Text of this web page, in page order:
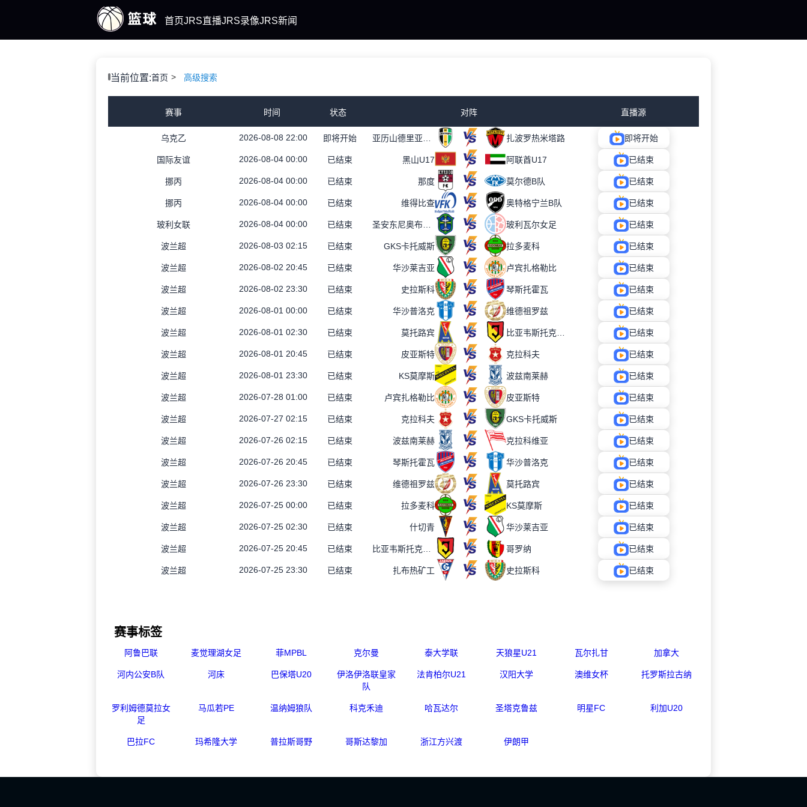
首页JRS直播JRS录像JRS新闻
当前位置:首页 高级搜索
赛事 时间 状态 对阵 直播源
乌克乙 2026-08-08 22:00 即将开始 扎波罗热米塔路 即将开始
国际友谊 2026-08-04 00:00 已结束 黑山U17 阿联酋U17 已结束
挪丙 2026-08-04 00:00 已结束 那度 莫尔德B队 已结束
挪丙 2026-08-04 00:00 已结束 维得比查 奥特格宁兰B队 已结束
玻利女联 2026-08-04 00:00 已结束 玻利瓦尔女足 已结束
波兰超 2026-08-03 02:15 已结束 GKS卡托威斯 拉多麦科 已结束
波兰超 2026-08-02 20:45 已结束 华沙莱吉亚 卢宾扎格勒比 已结束
波兰超 2026-08-02 23:30 已结束 史拉斯科 琴斯托霍瓦 已结束
波兰超 2026-08-01 00:00 已结束 华沙普洛克 维德祖罗兹 已结束
波兰超 2026-08-01 02:30 已结束 莫托路宾 已结束
波兰超 2026-08-01 20:45 已结束 皮亚斯特 克拉科夫 已结束
波兰超 2026-08-01 23:30 已结束 KS莫摩斯 波兹南莱赫 已结束
波兰超 2026-07-28 01:00 已结束 卢宾扎格勒比 皮亚斯特 已结束
波兰超 2026-07-27 02:15 已结束 克拉科夫 GKS卡托威斯 已结束
波兰超 2026-07-26 02:15 已结束 波兹南莱赫 克拉科维亚 已结束
波兰超 2026-07-26 20:45 已结束 琴斯托霍瓦 华沙普洛克 已结束
波兰超 2026-07-26 23:30 已结束 维德祖罗兹 莫托路宾 已结束
波兰超 2026-07-25 00:00 已结束 拉多麦科 KS莫摩斯 已结束
波兰超 2026-07-25 02:30 已结束 什切青 华沙莱吉亚 已结束
波兰超 2026-07-25 20:45 已结束 哥罗纳 已结束
波兰超 2026-07-25 23:30 已结束 扎布热矿工 史拉斯科 已结束
赛事标签
阿鲁巴联 麦觉理湖女足 菲MPBL 克尔曼 泰大学联 天狼星U21 瓦尔扎甘 加拿大
河内公安B队 河床 巴保塔U20
伊洛伊洛联皇家
队
法肯柏尔U21 汉阳大学 澳维女杯 托罗斯拉古纳
罗利姆德莫拉女
足
马瓜若PE 温纳姆狼队 科克禾迪 哈瓦达尔 圣塔克鲁兹 明星FC 利加U20
巴拉FC 玛希隆大学 普拉斯哥野 哥斯达黎加 浙江方兴渡 伊朗甲